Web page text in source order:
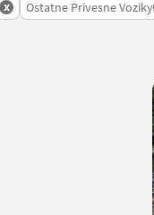
x Ostatne Privesne Voziky